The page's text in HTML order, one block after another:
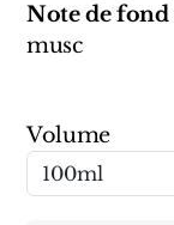
Note de fond
musc
Volume
Pure Distance
Clive Christian
Marques